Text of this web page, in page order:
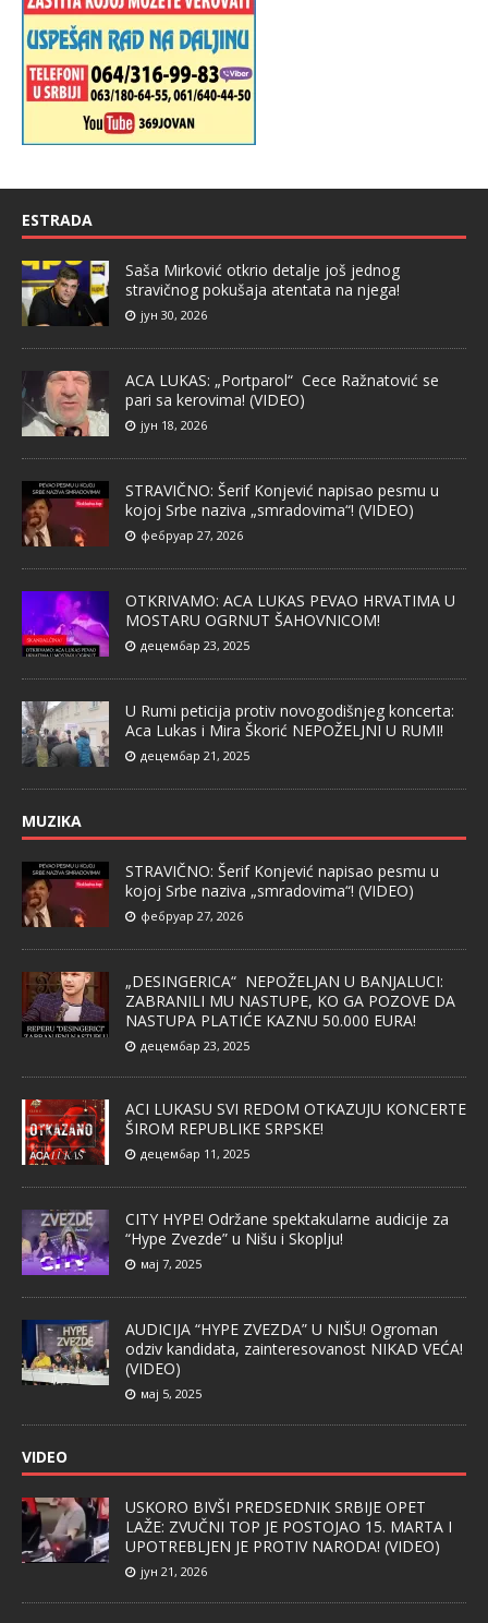
ESTRADA
Saša Mirković otkrio detalje još jednog
stravičnog pokušaja atentata na njega!
јун 30, 2026
ACA LUKAS: „Portparol“ Cece Ražnatović se
pari sa kerovima! (VIDEO)
јун 18, 2026
STRAVIČNO: Šerif Konjević napisao pesmu u
kojoj Srbe naziva „smradovima“! (VIDEO)
фебруар 27, 2026
OTKRIVAMO: ACA LUKAS PEVAO HRVATIMA U
MOSTARU OGRNUT ŠAHOVNICOM!
децембар 23, 2025
U Rumi peticija protiv novogodišnjeg koncerta:
Aca Lukas i Mira Škorić NEPOŽELJNI U RUMI!
децембар 21, 2025
MUZIKA
STRAVIČNO: Šerif Konjević napisao pesmu u
kojoj Srbe naziva „smradovima“! (VIDEO)
фебруар 27, 2026
„DESINGERICA“ NEPOŽELJAN U BANJALUCI:
ZABRANILI MU NASTUPE, KO GA POZOVE DA
NASTUPA PLATIĆE KAZNU 50.000 EURA!
децембар 23, 2025
ACI LUKASU SVI REDOM OTKAZUJU KONCERTE
ŠIROM REPUBLIKE SRPSKE!
децембар 11, 2025
CITY HYPE! Održane spektakularne audicije za
“Hype Zvezde” u Nišu i Skoplju!
мај 7, 2025
AUDICIJA “HYPE ZVEZDA” U NIŠU! Ogroman
odziv kandidata, zainteresovanost NIKAD VEĆA!
(VIDEO)
мај 5, 2025
VIDEO
USKORO BIVŠI PREDSEDNIK SRBIJE OPET
LAŽE: ZVUČNI TOP JE POSTOJAO 15. MARTA I
UPOTREBLJEN JE PROTIV NARODA! (VIDEO)
јун 21, 2026